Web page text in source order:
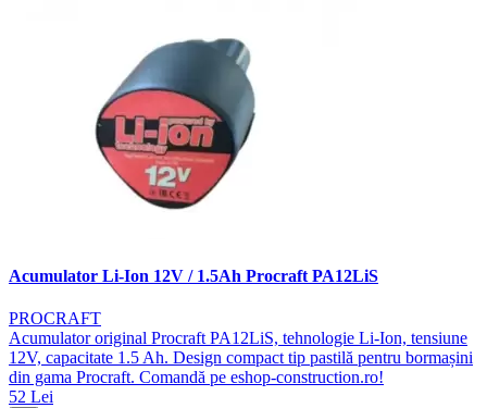
Acumulator Li-Ion 12V / 1.5Ah Procraft PA12LiS
PROCRAFT
Acumulator original Procraft PA12LiS, tehnologie Li-Ion, tensiune
12V, capacitate 1.5 Ah. Design compact tip pastilă pentru bormașini
din gama Procraft. Comandă pe eshop-construction.ro!
52 Lei